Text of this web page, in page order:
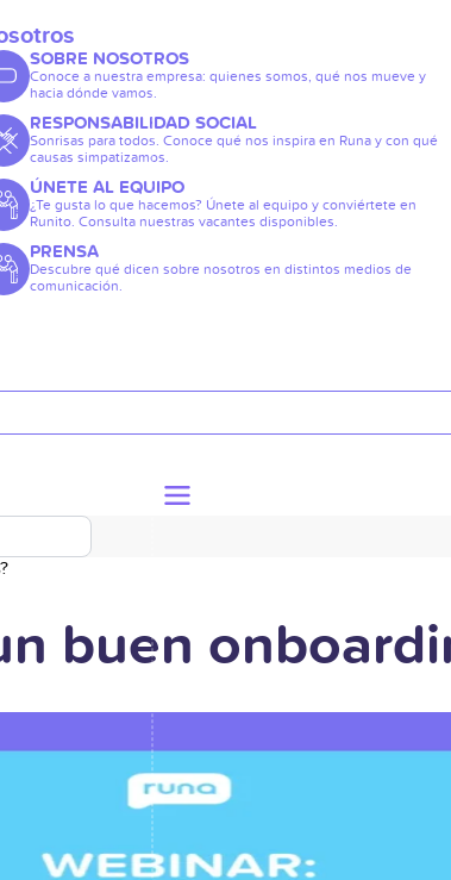
SOBRE NOSOTROS
Conoce a nuestra empresa: quienes somos, qué nos mueve y
hacia dónde vamos.
RESPONSABILIDAD SOCIAL
Sonrisas para todos. Conoce qué nos inspira en Runa y con qué
causas simpatizamos.
ÚNETE AL EQUIPO
¿Te gusta lo que hacemos? Únete al equipo y conviértete en
Runito. Consulta nuestras vacantes disponibles.
PRENSA
Descubre qué dicen sobre nosotros en distintos medios de
comunicación.
buen